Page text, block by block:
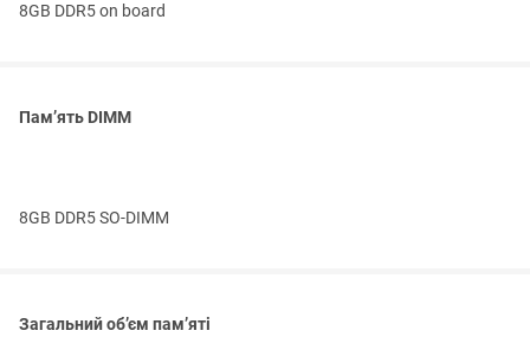
8GB DDR5 on board
Пам’ять DIMM
8GB DDR5 SO-DIMM
Загальний об’єм пам’яті